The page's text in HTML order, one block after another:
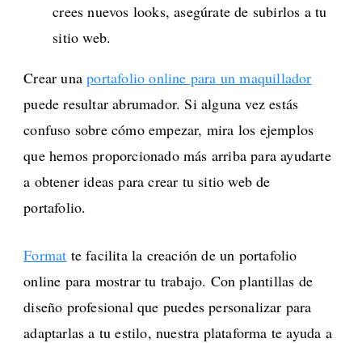
crees nuevos looks, asegúrate de subirlos a tu
sitio web.
Crear unaportafolio online para un maquillador
puede resultar abrumador. Si alguna vez estás
confuso sobre cómo empezar, mira los ejemplos
que hemos proporcionado más arriba para ayudarte
a obtener ideas para crear tu sitio web de
portafolio.
Format te facilita la creación de un portafolio
online para mostrar tu trabajo. Con plantillas de
diseño profesional que puedes personalizar para
adaptarlas a tu estilo, nuestra plataforma te ayuda a